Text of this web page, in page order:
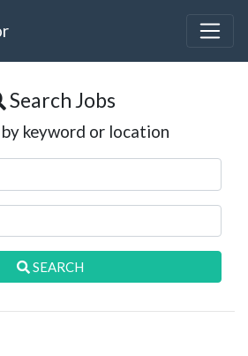
Search Jobs
keyword or location
SEARCH